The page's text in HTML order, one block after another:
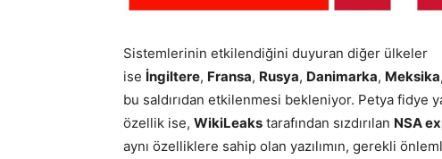
Sistemlerinin etkilendiğini duyuran diğer ülkeler
ise İngiltere, Fransa, Rusya, Danimarka, Meksika,
bu saldırıdan etkilenmesi bekleniyor. Petya fidye
özellik ise, WikiLeaks tarafından sızdırılan NSA
aynı özelliklere sahip olan yazılımın, gerekli